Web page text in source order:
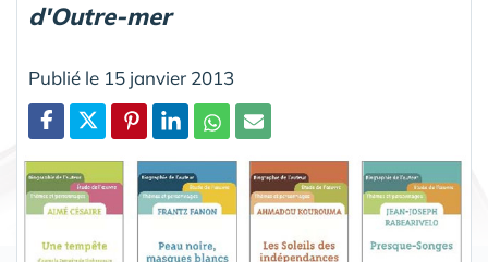
d'Outre-mer
Publié le 15 janvier 2013